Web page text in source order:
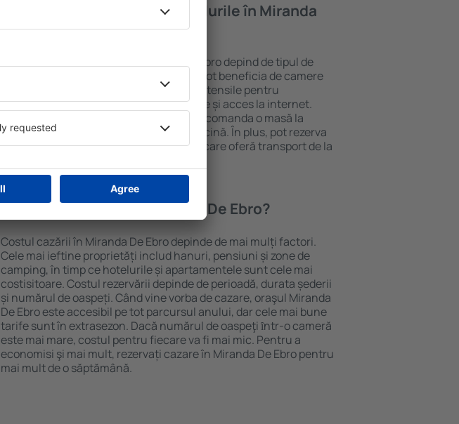
Ce fel de facilităţi oferă hotelurile în Miranda
De Ebro?
Facilitățile proprietăţilor în Miranda De Ebro depind de tipul de
cazare și de numărul de stele. Oaspeții pot beneficia de camere
cu chicinetă, balcon, aer condiționat, ustensile pentru
prepararea ceaiului şi a cafelei, prosoape și acces la internet.
Vizitatorii pot avea parcare gratuită, pot comanda o masă la
restaurant sau pot alege un hotel cu piscină. În plus, pot rezerva
cazare în Miranda De Ebro la proprietăți care oferă transport de la
Cât costă cazarea în Miranda De Ebro?
Costul cazării în Miranda De Ebro depinde de mai mulți factori.
Cele mai ieftine proprietăți includ hanuri, pensiuni și zone de
camping, în timp ce hotelurile și apartamentele sunt cele mai
costisitoare. Costul rezervării depinde de perioadă, durata șederii
și numărul de oaspeți. Când vine vorba de cazare, oraşul Miranda
De Ebro este accesibil pe tot parcursul anului, dar cele mai bune
tarife sunt în extrasezon. Dacă numărul de oaspeţi ȋntr-o cameră
este mai mare, costul pentru fiecare va fi mai mic. Pentru a
economisi şi mai mult, rezervați cazare în Miranda De Ebro pentru
mai mult de o săptămână.